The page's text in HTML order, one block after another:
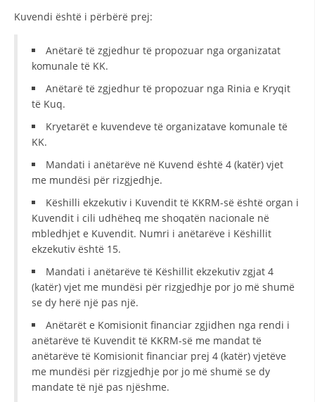
KUVENDI
DISEMINIMI
PROMOVIMI I VLERAVE HUMANE
SOCIALO-HUMANITARE
PËRGATITSHMËRI DHE VEPRIM GJATË KATASTROFAVE
EKIPE PËRGJIGJE DISASTER
STACIONIN E UJIT SHPËTIMIT – VODNO
Kuvendi është i përbërë prej:
Anëtarë të zgjedhur të propozuar nga organizatat
komunale të KK.
Anëtarë të zgjedhur të propozuar nga Rinia e Kryqit
të Kuq.
Kryetarët e kuvendeve të organizatave komunale të
KK.
Mandati i anëtarëve në Kuvend është 4 (katër) vjet
me mundësi për rizgjedhje.
Këshilli ekzekutiv i Kuvendit të KKRM-së është organ i
Kuvendit i cili udhëheq me shoqatën nacionale në
mbledhjet e Kuvendit. Numri i anëtarëve i Këshillit
ekzekutiv është 15.
Mandati i anëtarëve të Këshillit ekzekutiv zgjat 4
(katër) vjet me mundësi për rizgjedhje por jo më shumë
se dy herë një pas një.
Anëtarët e Komisionit financiar zgjidhen nga rendi i
anëtarëve të Kuvendit të KKRM-së me mandat të
anëtarëve të Komisionit financiar prej 4 (katër) vjetëve
me mundësi për rizgjedhje por jo më shumë se dy
mandate të një pas njëshme.